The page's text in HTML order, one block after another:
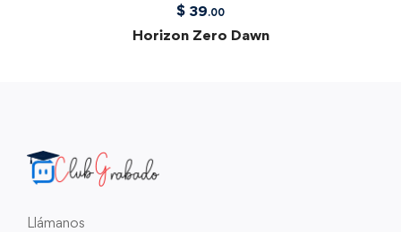
$ 39.00
Horizon Zero Dawn
Llámanos